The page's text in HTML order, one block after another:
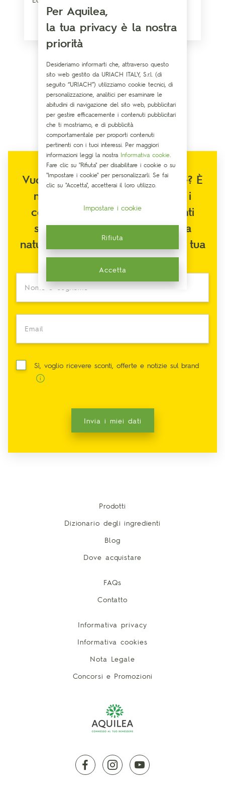
Scopri il blog di Aquilea
Vuoi migliorare il tuo benessere? È
naturale! Ricevi sulla tua mail i
consigli dei nostri espertie tanti
suggerimenti per trovare nella
natura la migliore alleata per la tua
voglia di stare bene.
Nome e cognome
Email
Sì, voglio ricevere sconti, offerte e notizie sul brand
Invia i miei dati
Prodotti
Dizionario degli ingredienti
Blog
Dove acquistare
FAQs
Contatto
Informativa privacy
Informativa cookies
Nota Legale
Concorsi e Promozioni
facebookinstagramyoutube
Per Aquilea,
la tua privacy è la nostra
priorità
Desideriamo informarti che, attraverso questo
sito web gestito da URIACH ITALY, S.r.l. (di
seguito “URIACH”) utilizziamo cookie tecnici, di
personalizzazione, analitici per esaminare le
abitudini di navigazione del sito web, pubblicitari
per gestire efficacemente i contenuti pubblicitari
che ti mostriamo, e di pubblicità
comportamentale per proporti contenuti
pertinenti con i tuoi interessi. Per maggiori
informazioni leggi la nostra Informativa cookie
Fare clic su "Rifiuta" per disabilitare i cookie o su
"Impostare i cookie" per personalizzarli. Se fai
clic su "Accetta", accetterai il loro utilizzo.
Impostare i cookie
Rifiuta
Accetta